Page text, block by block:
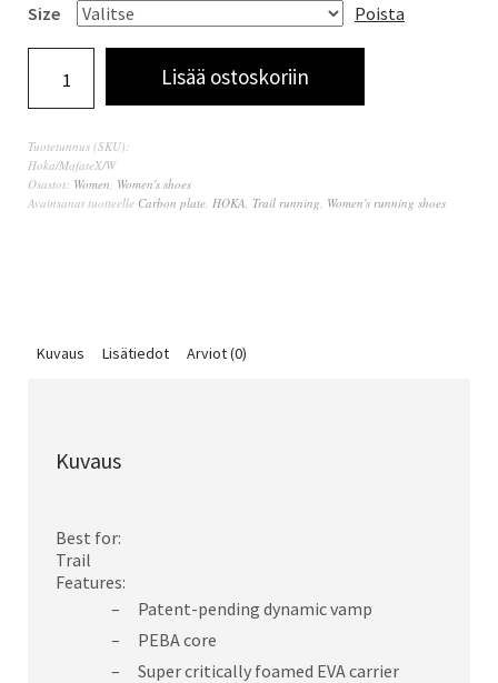
Size Poista
Lisää ostoskoriin
Tuotetunnus (SKU):
Hoka/MafateX/W
Osastot: Women Women's shoes
Avainsanat tuotteelle Carbon plate HOKA Trail running Women's running shoes
Kuvaus Lisätiedot Arviot (0)
Kuvaus
Best for:
Trail
Features:
Patent-pending dynamic vamp
PEBA core
Super critically foamed EVA carrier